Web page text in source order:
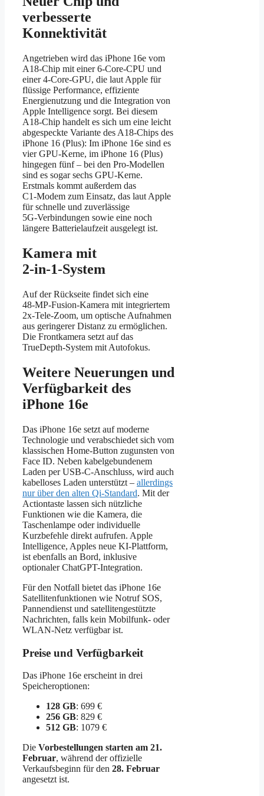
verbesserte
Konnektivität
Angetrieben wird das iPhone 16e vom
A18‑Chip mit einer 6‑Core‑CPU und
einer 4‑Core‑GPU, die laut Apple für
flüssige Performance, effiziente
Energienutzung und die Integration von
Apple Intelligence sorgt. Bei diesem
A18-Chip handelt es sich um eine leicht
abgespeckte Variante des A18-Chips des
iPhone 16 (Plus): Im iPhone 16e sind es
vier GPU-Kerne, im iPhone 16 (Plus)
hingegen fünf – bei den Pro-Modellen
sind es sogar sechs GPU-Kerne.
Erstmals kommt außerdem das
C1‑Modem zum Einsatz, das laut Apple
für schnelle und zuverlässige
5G‑Verbindungen sowie eine noch
längere Batterielaufzeit ausgelegt ist.
Kamera mit
2‑in‑1‑System
Auf der Rückseite findet sich eine
48‑MP‑Fusion‑Kamera mit integriertem
2x‑Tele‑Zoom, um optische Aufnahmen
aus geringerer Distanz zu ermöglichen.
Die Frontkamera setzt auf das
TrueDepth‑System mit Autofokus.
Weitere Neuerungen und
Verfügbarkeit des
iPhone 16e
Das iPhone 16e setzt auf moderne
Technologie und verabschiedet sich vom
klassischen Home-Button zugunsten von
Face ID. Neben kabelgebundenem
Laden per USB‑C‑Anschluss, wird auch
kabelloses Laden unterstützt – allerdings
nur über den alten Qi-Standard. Mit der
Actiontaste lassen sich nützliche
Funktionen wie die Kamera, die
Taschenlampe oder individuelle
Kurzbefehle direkt aufrufen. Apple
Intelligence, Apples neue KI-Plattform,
ist ebenfalls an Bord, inklusive
optionaler ChatGPT-Integration.
Für den Notfall bietet das iPhone 16e
Satellitenfunktionen wie Notruf SOS,
Pannendienst und satellitengestützte
Nachrichten, falls kein Mobilfunk- oder
WLAN-Netz verfügbar ist.
Preise und Verfügbarkeit
Das iPhone 16e erscheint in drei
Speicheroptionen:
128 GB: 699 €
256 GB: 829 €
512 GB: 1079 €
Die Vorbestellungen starten am 21.
Februar, während der offizielle
Verkaufsbeginn für den 28. Februar
angesetzt ist.